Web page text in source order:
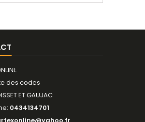
des codes
ET GAUJAC
0434134701